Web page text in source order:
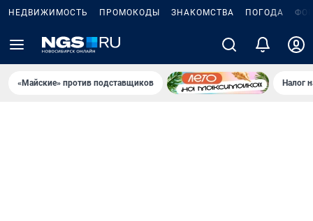
НЕДВИЖИМОСТЬ ПРОМОКОДЫ ЗНАКОМСТВА ПОГОДА
«Майские» против подставщиков Налог